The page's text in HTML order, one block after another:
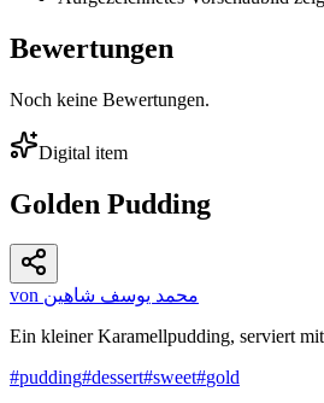
Bewertungen
Noch keine Bewertungen.
Digital item
Golden Pudding
von محمد يوسف شاهين
Ein kleiner Karamellpudding, serviert
#pudding#dessert#sweet#gold